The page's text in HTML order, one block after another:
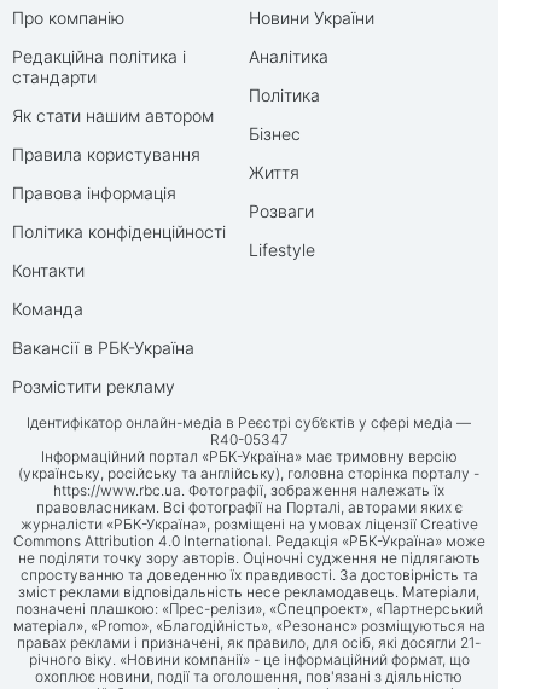
Про компанію
Редакційна політика і
стандарти
Як стати нашим автором
Правила користування
Правова інформація
Політика конфіденційності
Контакти
Команда
Вакансії в РБК-Україна
Розмістити рекламу
Новини України
Аналітика
Політика
Бізнес
Життя
Розваги
Lifestyle
Ідентифікатор онлайн-медіа в Реєстрі суб’єктів у сфері медіа —
R40-05347
Інформаційний портал «РБК-Україна» має тримовну версію
(українську, російську та англійську), головна сторінка порталу -
https://www.rbc.ua. Фотографії, зображення належать їх
правовласникам. Всі фотографії на Порталі, авторами яких є
журналісти «РБК-Україна», розміщені на умовах ліцензії Creative
Commons Attribution 4.0 International. Редакція «РБК-Україна» може
не поділяти точку зору авторів. Оціночні судження не підлягають
спростуванню та доведенню їх правдивості. За достовірність та
зміст реклами відповідальність несе рекламодавець. Матеріали,
позначені плашкою: «Прес-релізи», «Спецпроект», «Партнерський
матеріал», «Promo», «Благодійність», «Резонанс» розміщуються на
правах реклами і призначені, як правило, для осіб, які досягли 21-
річного віку. «Новини компанії» - це інформаційний формат, що
охоплює новини, події та оголошення, пов'язані з діяльністю